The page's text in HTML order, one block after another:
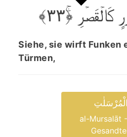
﴿ۚ۳۳﴾
Siehe, sie wirft Funken
Türmen,
الْمُرْسَلٰتِ
al-Mursalāt